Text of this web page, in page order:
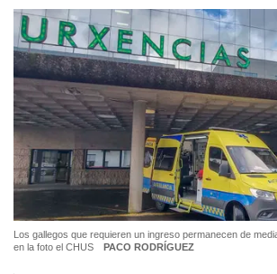
Los gallegos que requieren un ingreso permanecen de
en la foto el CHUS
PACO RODRÍGUEZ